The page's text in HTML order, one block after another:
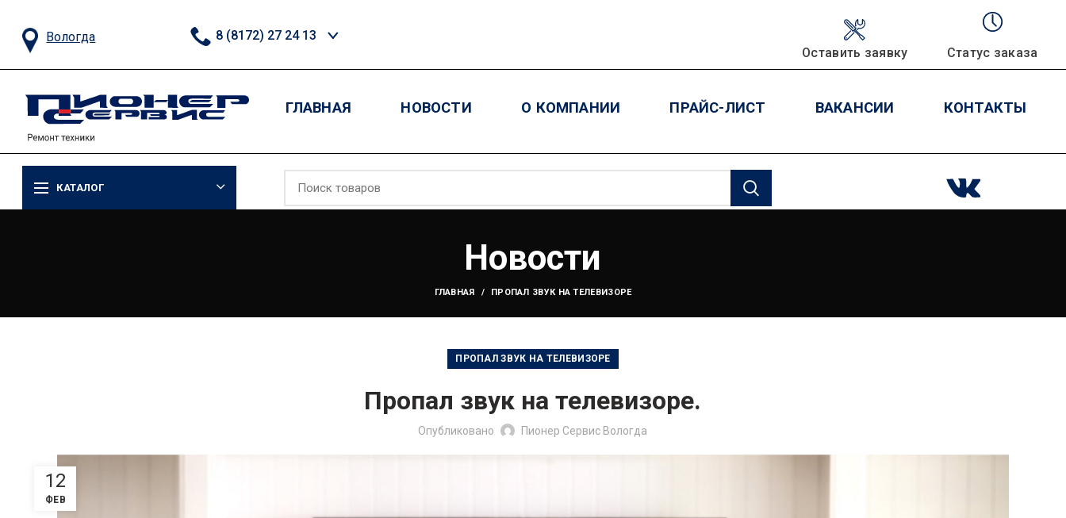
Вологда
8 (8172) 27 24 13
Оставить заявку
Статус заказа
ГЛАВНАЯ НОВОСТИ О КОМПАНИИ ПРАЙС-ЛИСТ ВАКАНСИИ КОНТАКТЫ
КАТАЛОГ
Новости
ГЛАВНАЯ ПРОПАЛ ЗВУК НА ТЕЛЕВИЗОРЕ
ПРОПАЛ ЗВУК НА ТЕЛЕВИЗОРЕ
Пропал звук на телевизоре.
Опубликовано Пионер Сервис Вологда
12
ФЕВ